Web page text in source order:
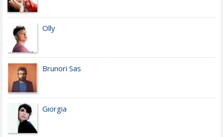
Olly
Brunori Sas
Giorgia